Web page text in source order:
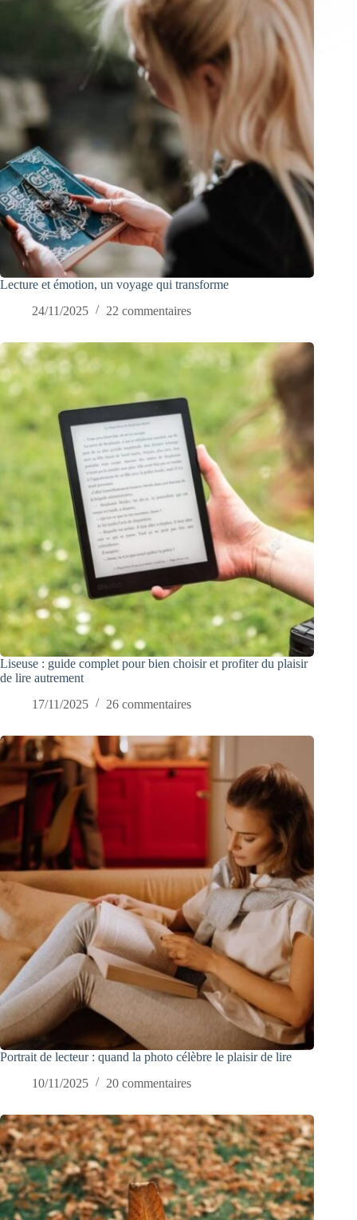
Lecture et émotion, un voyage qui transforme
24/11/2025
22 commentaires
Liseuse : guide complet pour bien choisir et profiter du plaisir
de lire autrement
17/11/2025
26 commentaires
Portrait de lecteur : quand la photo célèbre le plaisir de lire
10/11/2025
20 commentaires